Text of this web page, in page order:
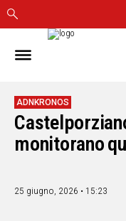
IN
CAGLIARI
SASSARI
NUORO
ORISTANO
GALLURA
ADNKRONOS
monitorano
25 giugno, 2026 • 15:23